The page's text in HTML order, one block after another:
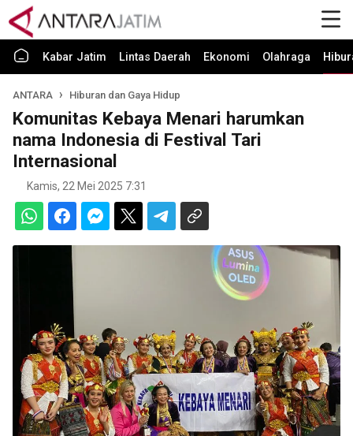
Kabar Jatim Lintas Daerah Ekonomi Olahraga
ANTARA Hiburan dan Gaya Hidup
Komunitas Kebaya Menari harumkan
nama Indonesia di Festival Tari
Internasional
Kamis, 22 Mei 2025 7:31